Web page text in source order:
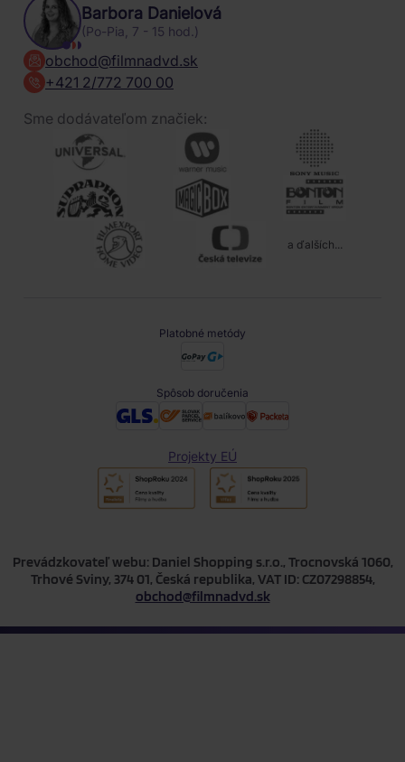
Barbora Danielová
(Po-Pia, 7 - 15 hod.)
obchod@filmnadvd.sk
+421 2/772 700 00
Sme dodávateľom značiek:
a ďalších...
Platobné metódy
Spôsob doručenia
Projekty EÚ
Prevádzkovateľ webu: Daniel Shopping s.r.o., Trocnovská 1060,
Trhové Sviny, 374 01, Česká republika, VAT ID: CZ07298854,
obchod@filmnadvd.sk